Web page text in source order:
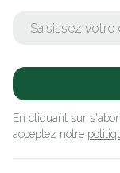
En cliquant sur
acceptez notre